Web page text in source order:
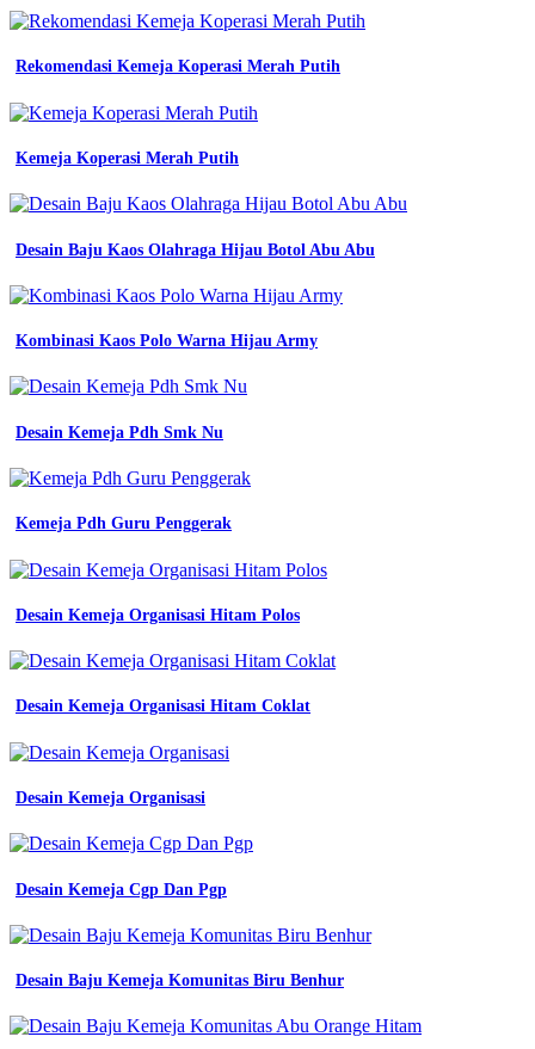
kemeja
hijau
army
hijau
lumut
pria
polos
shopee
formal
lumut
matcha
Batik
Dengan
Kemeja
Hijau
indonesia
jual
pria
pria
panjang
army
warna
almamater
polos
lengan
pendek
jual
Rekomendasi Kemeja Koperasi Merah Putih
Kemeja Koperasi Merah Putih
Desain Baju Kaos Olahraga Hijau Botol Abu Abu
Kombinasi Kaos Polo Warna Hijau Army
Desain Kemeja Pdh Smk Nu
Kemeja Pdh Guru Penggerak
Desain Kemeja Organisasi Hitam Polos
Desain Kemeja Organisasi Hitam Coklat
Desain Kemeja Organisasi
Desain Kemeja Cgp Dan Pgp
Desain Baju Kemeja Komunitas Biru Benhur